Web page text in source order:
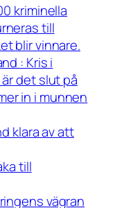
kriminella
till
blir vinnare.
: Kris i
det slut på
in i munnen
klara av att
till
vägran